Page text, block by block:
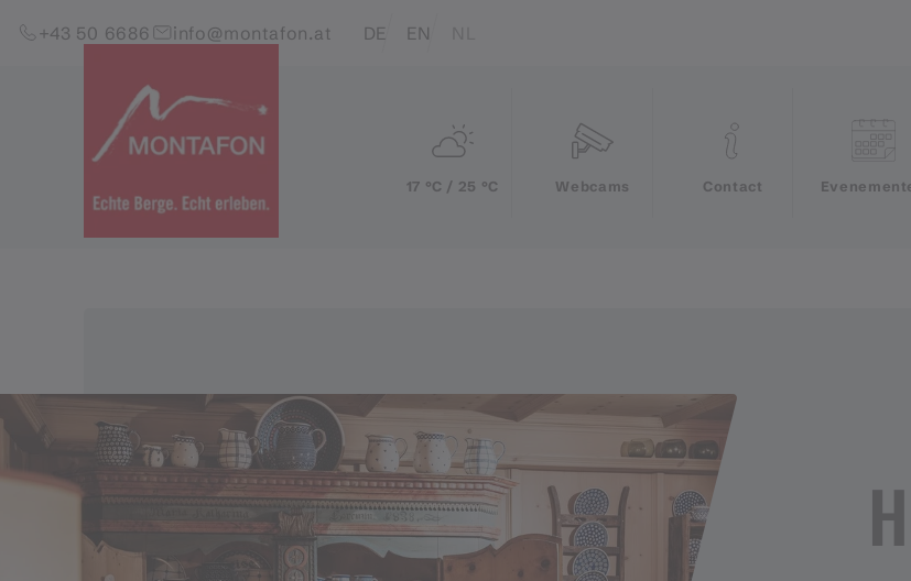
+43 50 6686
info@montafon.at Translations of this page
DE EN
17 °C / 25 °C Webcams Contact